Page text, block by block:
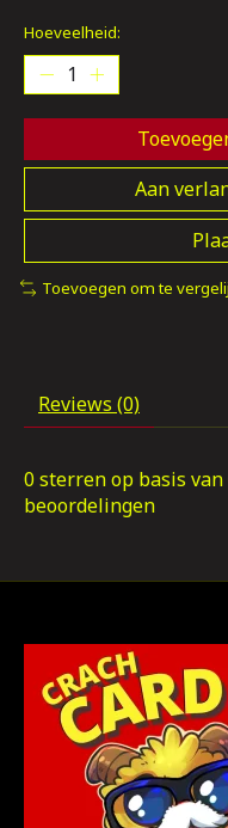
Hoeveelheid:
Aan
Toevoegen om te
Reviews (0)
0 sterren op basis van
beoordelingen